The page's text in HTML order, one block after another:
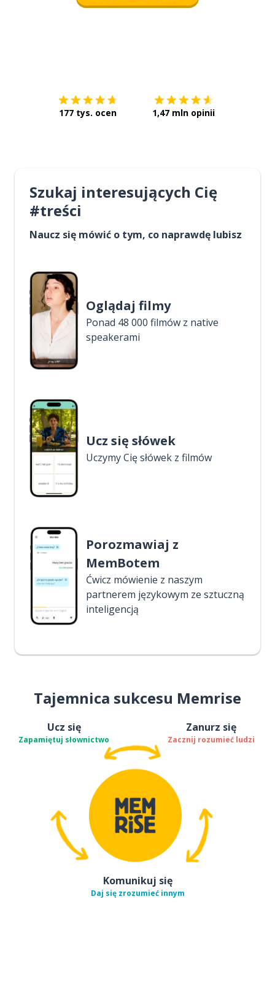
177 tys. ocen 1,47 mln opinii
Szukaj interesujących Cię
#treści
Naucz się mówić o tym, co naprawdę lubisz
Oglądaj filmy
Ponad 48 000 filmów z native
speakerami
Ucz się słówek
Uczymy Cię słówek z filmów
Porozmawiaj z
MemBotem
Ćwicz mówienie z naszym
partnerem językowym ze sztuczną
inteligencją
Tajemnica sukcesu Memrise
Ucz się
Zapamiętuj słownictwo
Zanurz się
Zacznij rozumieć ludzi
Komunikuj się
Daj się zrozumieć innym